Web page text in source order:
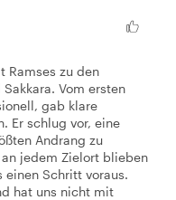
Ramses zu den
Vom ersten
gab klare
Er schlug vor, eine
Andrang zu
jedem Zielort blieben
einen Schritt voraus.
hat uns nicht mit